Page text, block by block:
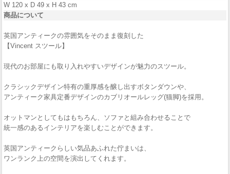
W 120 x D 49 x H 43 cm
商品について
英国アンティークの雰囲気をそのまま復刻した
【Vincent スツール】
現代のお部屋にも取り入れやすいデザインが魅力のスツール。
クラシックデザイン特有の重厚感を醸し出すボタンダウンや、
アンティーク家具定番デザインのカブリオールレッグ(猫脚)を採用。
オットマンとしてもはもちろん、ソファと組み合わせることで
統一感のあるインテリアを楽しむことができます。
英国アンティークらしい気品あふれた佇まいは、
ワンランク上の空間を演出してくれます。